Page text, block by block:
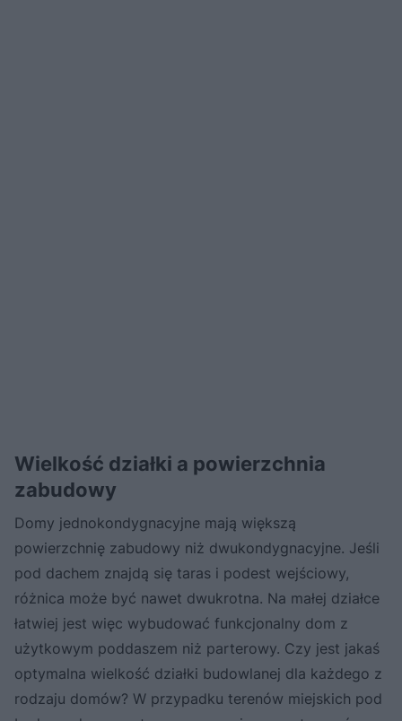
Wielkość działki a powierzchnia
zabudowy
Domy jednokondygnacyjne mają większą
powierzchnię zabudowy niż dwukondygnacyjne. Jeśli
pod dachem znajdą się taras i podest wejściowy,
różnica może być nawet dwukrotna. Na małej działce
łatwiej jest więc wybudować funkcjonalny dom z
użytkowym poddaszem niż parterowy. Czy jest jakaś
optymalna wielkość działki budowlanej dla każdego z
rodzaju domów? W przypadku terenów miejskich pod